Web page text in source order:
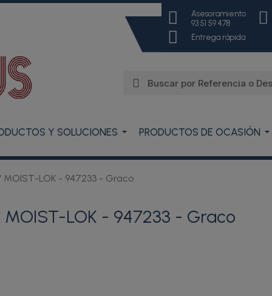
Asesoramiento
93 51 59 478
Entrega rápida
Y SOLUCIONES PRODUCTOS DE OCASIÓN
MOIST-LOK - 947233 - Graco
MOIST-LOK - 947233 - Graco